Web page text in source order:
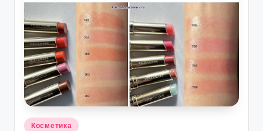
Опубликовано
Косметика